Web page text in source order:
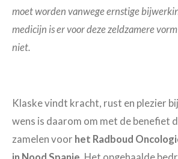
moet worden vanwege ernstige
medicijn is er voor deze zeldzamere
niet.
Klaske vindt kracht, rust en plezier
wens is daarom om met de benefiet
zamelen voor het Radboud